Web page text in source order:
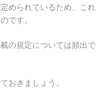
められているため、これ
です。
の規定については頻出で
おきましょう。